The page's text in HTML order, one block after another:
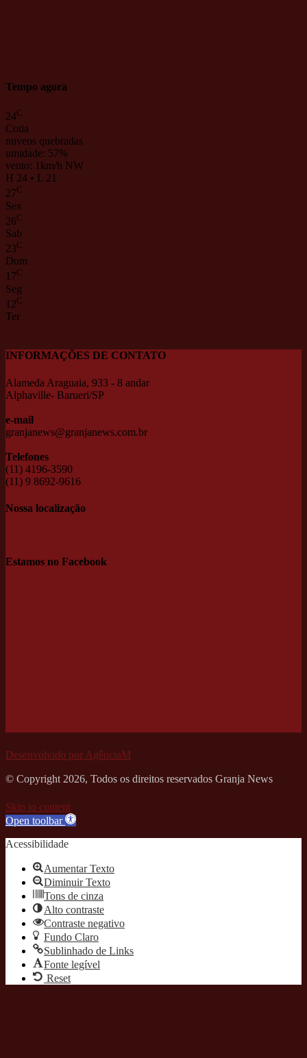
Tempo agora
24C
Cotia
nuvens quebradas
umidade: 57%
vento: 1km/h NW
H 24 • L 21
27C
Sex
26C
Sab
23C
Dom
17C
Seg
12C
Ter
INFORMAÇÕES DE CONTATO
Alameda Araguaia, 933 - 8 andar
Alphaville- Barueri/SP
e-mail
granjanews@granjanews.com.br
Telefones
(11) 4196-3590
(11) 9 8692-9616
Nossa localização
Estamos no Facebook
Desenvolvido por AgênciaM
© Copyright 2026, Todos os direitos reservados Granja News
Skip to content
Open toolbar
Acessibilidade
Aumentar Texto
Diminuir Texto
Tons de cinza
Alto contraste
Contraste negativo
Fundo Claro
Sublinhado de Links
Fonte legível
Reset